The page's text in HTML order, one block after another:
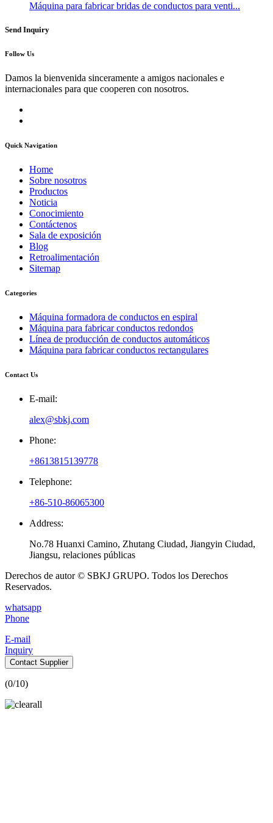
Máquina para fabricar bridas de conductos para venti...
Send Inquiry
Follow Us
Damos la bienvenida sinceramente a amigos nacionales e
internacionales para que cooperen con nosotros.
Quick Navigation
Home
Sobre nosotros
Productos
Noticia
Conocimiento
Contáctenos
Sala de exposición
Blog
Retroalimentación
Sitemap
Categories
Máquina formadora de conductos en espiral
Máquina para fabricar conductos redondos
Línea de producción de conductos automáticos
Máquina para fabricar conductos rectangulares
Contact Us
E-mail:
alex@sbkj.com
Phone:
+8613815139778
Telephone:
+86-510-86065300
Address:
No.78 Huanxi Camino, Zhutang Ciudad, Jiangyin Ciudad,
Jiangsu, relaciones públicas
Derechos de autor © SBKJ GRUPO. Todos los Derechos
Reservados.
whatsapp
Phone
E-mail
Inquiry
Contact Supplier
(0/10)